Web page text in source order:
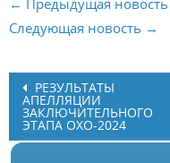
← Предыдущая новость
Следующая новость →
Post
navigation
РЕЗУЛЬТАТЫ
АПЕЛЛЯЦИИ
ЗАКЛЮЧИТЕЛЬНОГО
ЭТАПА ОХО-2024